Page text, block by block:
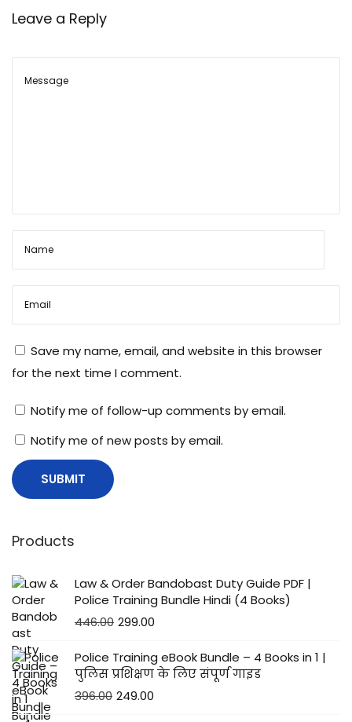
m
ना
M
G
में
ड
ने
वा
रो
के
का
र
ण
Leave a Reply
Save my name, email, and website in this browser
for the next time I comment.
Notify me of follow-up comments by email.
Notify me of new posts by email.
Products
Law & Order Bandobast Duty Guide PDF |
Police Training Bundle Hindi (4 Books)
446.00 299.00
Police Training eBook Bundle – 4 Books in 1 |
पुलिस प्रशिक्षण के लिए संपूर्ण गाइड
396.00 249.00